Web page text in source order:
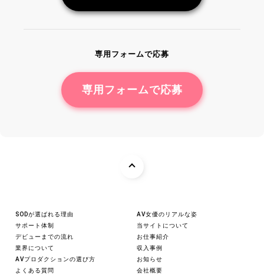
専用フォームで応募
専用フォームで応募
SODが選ばれる理由
AV女優のリアルな姿
サポート体制
当サイトについて
デビューまでの流れ
お仕事紹介
業界について
収入事例
AVプロダクションの選び方
お知らせ
よくある質問
会社概要